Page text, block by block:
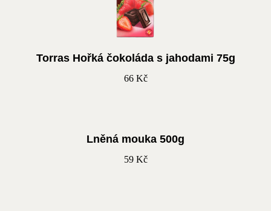
Torras Hořká čokoláda s jahodami 75g
66 Kč
Lněná mouka 500g
59 Kč